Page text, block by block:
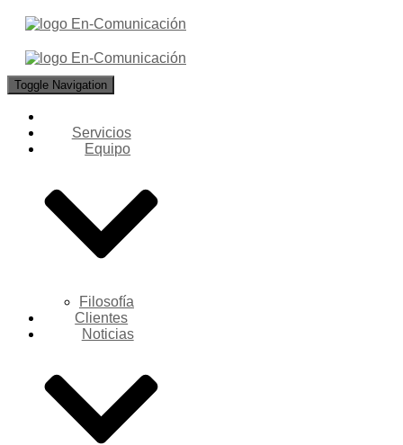
Toggle Navigation
Servicios
Equipo
Filosofía
Clientes
Noticias